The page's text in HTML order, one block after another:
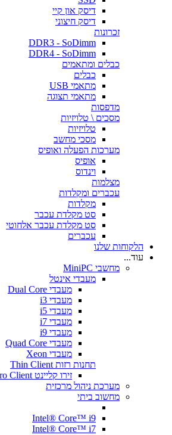
דיסק און קיי
דיסק חיצוני
זכרונות
DDR3 - SoDimm
DDR4 - SoDimm
כבלים ומתאמים
כבלים
מתאמי USB
מתאמי תצוגה
מדפסות
מסכים \ טלויזיות
טלויזיות
מסכי מחשב
מערכות הפעלה ואופיס
אופיס
וינדוס
מצלמות
עכברים ומקלדות
מקלדות
סט מקלדת עכבר
סט מקלדת עכבר אלחוטי
עכברים
הלקוחות שלנו
עוד...
מחשבי MiniPC
מעבדי אינטל
מעבדי Dual Core
מעבדי i3
מעבדי i5
מעבדי i7
מעבדי i9
מעבדי Quad Core
מעבדי Xeon
תחנות רזות Thin Client
זירו קליינט Zero Client
מערכת ניהול מרכזית
מחשוב ביתי
Intel® Core™ i9
Intel® Core™ i7